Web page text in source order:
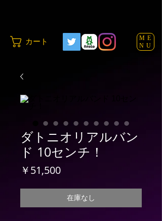
カート
ME
NU
ダトニオリアルバン
ド 10センチ！
￥51,500価
在庫なし